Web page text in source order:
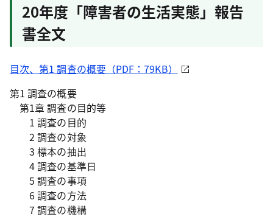
20年度「障害者の生活実態」報告
書全文
目次、第1 調査の概要（PDF：79KB）
第1 調査の概要
第1章 調査の目的等
1 調査の目的
2 調査の対象
3 標本の抽出
4 調査の基準日
5 調査の事項
6 調査の方法
7 調査の機構